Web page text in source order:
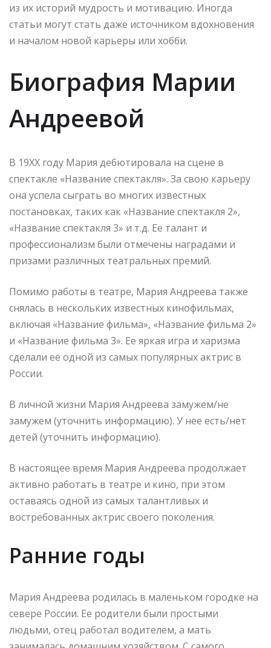
из их историй мудрость и мотивацию. Иногда
статьи могут стать даже источником вдохновения
и началом новой карьеры или хобби.
Биография Марии
Андреевой
В 19XX году Мария дебютировала на сцене в
спектакле «Название спектакля». За свою карьеру
она успела сыграть во многих известных
постановках, таких как «Название спектакля 2»,
«Название спектакля 3» и т.д. Ее талант и
профессионализм были отмечены наградами и
призами различных театральных премий.
Помимо работы в театре, Мария Андреева также
снялась в нескольких известных кинофильмах,
включая «Название фильма», «Название фильма 2»
и «Название фильма 3». Ее яркая игра и харизма
сделали ее одной из самых популярных актрис в
России.
В личной жизни Мария Андреева замужем/не
замужем (уточнить информацию). У нее есть/нет
детей (уточнить информацию).
В настоящее время Мария Андреева продолжает
активно работать в театре и кино, при этом
оставаясь одной из самых талантливых и
востребованных актрис своего поколения.
Ранние годы
Мария Андреева родилась в маленьком городке на
севере России. Ее родители были простыми
людьми, отец работал водителем, а мать